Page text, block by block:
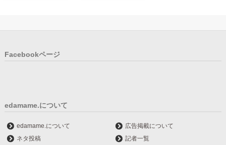
Facebookページ
edamame.について
edamame.について
広告掲載について
ネタ投稿
記者一覧